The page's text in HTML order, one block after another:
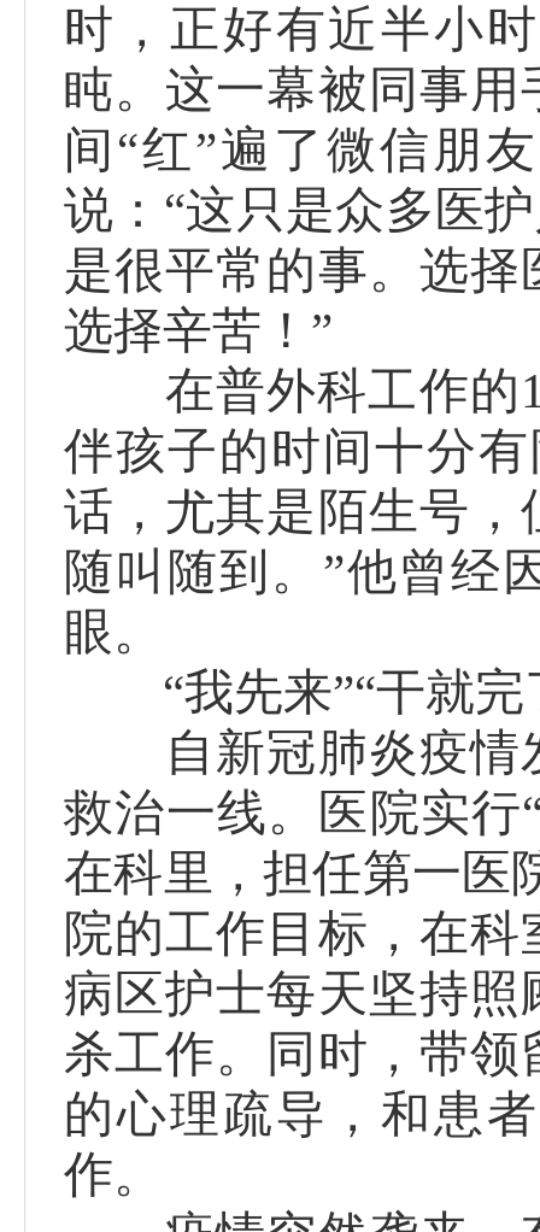
时，正好有近半小
盹。这一幕被同事
间“红”遍了微信朋
说：“这只是众多医
是很平常的事。选
选择辛苦！”
在普外科工作的
伴孩子的时间十分
话，尤其是陌生号
随叫随到。”他曾经
眼。
“我先来”“干就完
自新冠肺炎疫情
救治一线。医院实行
在科里，担任第一医
院的工作目标，在
病区护士每天坚持
杀工作。同时，带
的心理疏导，和患
作。